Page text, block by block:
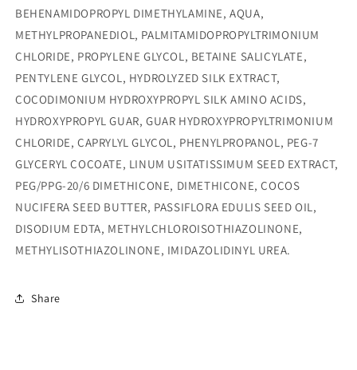
BEHENAMIDOPROPYL DIMETHYLAMINE, AQUA,
METHYLPROPANEDIOL, PALMITAMIDOPROPYLTRIMONIUM
CHLORIDE, PROPYLENE GLYCOL, BETAINE SALICYLATE,
PENTYLENE GLYCOL, HYDROLYZED SILK EXTRACT,
COCODIMONIUM HYDROXYPROPYL SILK AMINO ACIDS,
HYDROXYPROPYL GUAR, GUAR HYDROXYPROPYLTRIMONIUM
CHLORIDE, CAPRYLYL GLYCOL, PHENYLPROPANOL, PEG-7
GLYCERYL COCOATE, LINUM USITATISSIMUM SEED EXTRACT,
PEG/PPG-20/6 DIMETHICONE, DIMETHICONE, COCOS
NUCIFERA SEED BUTTER, PASSIFLORA EDULIS SEED OIL,
DISODIUM EDTA, METHYLCHLOROISOTHIAZOLINONE,
METHYLISOTHIAZOLINONE, IMIDAZOLIDINYL UREA.
Share